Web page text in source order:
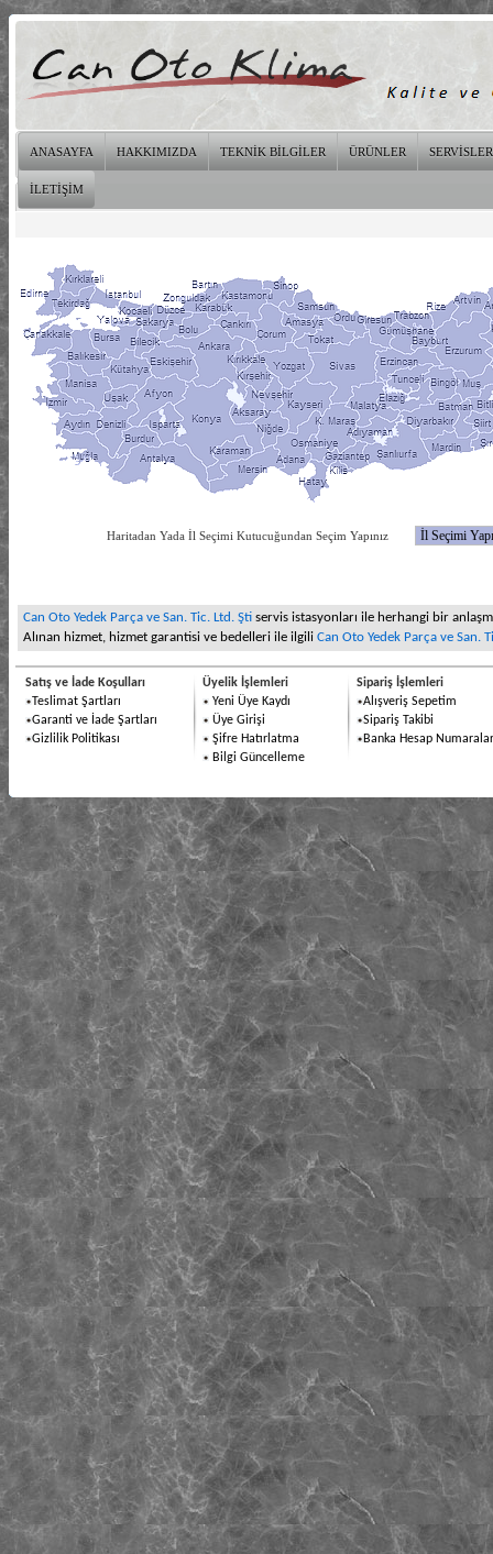
ANASAYFA HAKKIMIZDA TEKNİK BİLGİLER ÜRÜNLER SERVİSLER
İLETİŞİM
Haritadan Yada İl Seçimi Kutucuğundan Seçim Yapınız
Can Oto Yedek Parça ve San. Tic. Ltd. Ştiservis istasyonları ile herhangi bir
Alınan hizmet, hizmet garantisi ve bedelleri ile ilgili Can Oto Yedek Parça ve San.
Satış ve İade Koşulları
Teslimat Şartları
Garanti ve İade Şartları
Gizlilik Politikası
Üyelik İşlemleri
Yeni Üye Kaydı
Üye Girişi
Şifre Hatırlatma
Bilgi Güncelleme
Sipariş İşlemleri
Alışveriş Sepetim
Sipariş Takibi
Banka Hesap